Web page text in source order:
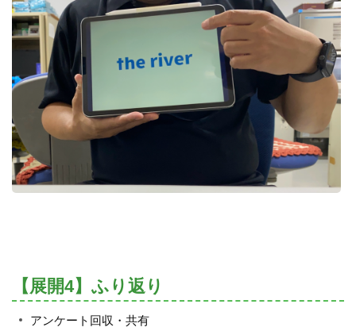
【展開4】ふり返り
アンケート回収・共有